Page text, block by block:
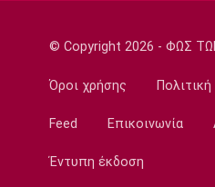
Κούβελος σε
21:50
Super League 2
21:35
© Copyright 2026 - ΦΩΣ
Όροι χρήσης
Feed Επικοινωνία
Έντυπη έκδοση